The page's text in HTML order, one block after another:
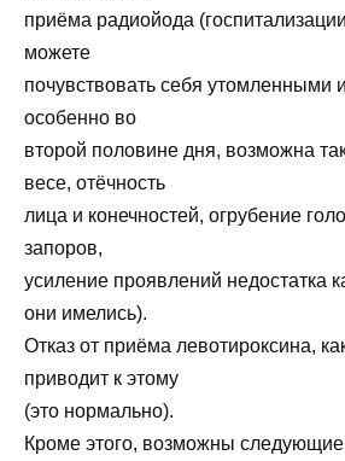
приёма радиойода
можете
почувствовать себя утомленными
особенно во
второй половине дня, возможна
весе, отёчность
лица и конечностей, огрубение
запоров,
усиление проявлений недостатка
они имелись).
Отказ от приёма левотироксина,
приводит к этому
(это нормально).
Кроме этого, возможны